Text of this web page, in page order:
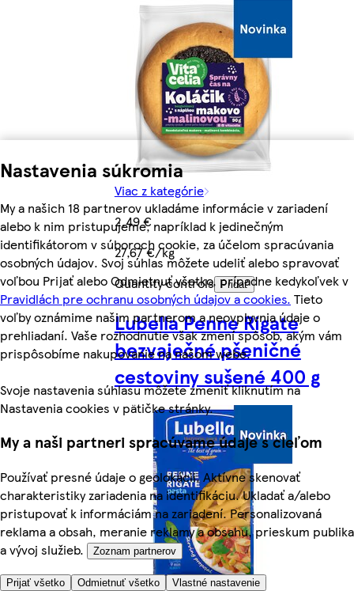
Nastavenia súkromia
My a našich 18 partnerov ukladáme informácie v zariadení
alebo k nim pristupujeme, napríklad k jedinečným
identifikátorom v súboroch cookie, za účelom spracúvania
osobných údajov. Svoj súhlas môžete udeliť alebo spravovať
voľbou Prijať alebo Odmietnuť všetko, prípadne kedykoľvek v
Pravidlách pre ochranu osobných údajov a cookies. Tieto
voľby oznámime našim partnerom a neovplyvnia údaje o
prehliadaní. Vaše rozhodnutie však zmení spôsob, akým vám
prispôsobíme nakupovanie na našom webe.
Svoje nastavenia súhlasu môžete zmeniť kliknutím na
Nastavenia cookies v pätičke stránky.
My a naši partneri spracúvame údaje s cieľom
Používať presné údaje o geolokácii. Aktívne skenovať
charakteristiky zariadenia na identifikáciu. Ukladať a/alebo
pristupovať k informáciám na zariadení. Personalizovaná
reklama a obsah, meranie reklamy a obsahu, prieskum publika
a vývoj služieb.
Zoznam partnerov
Prijať všetko Odmietnuť všetko Vlastné nastavenie
Viac z kategórie
2,49 €
27,67 €/kg
Quantity controls
Pridať
Lubella Penne Rigate
bezvaječné pšeničné
cestoviny sušené 400 g